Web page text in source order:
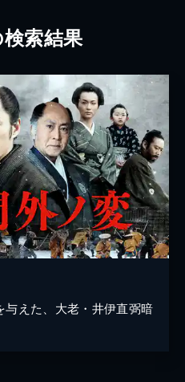
検索結果
えた、大老・井伊直弼暗